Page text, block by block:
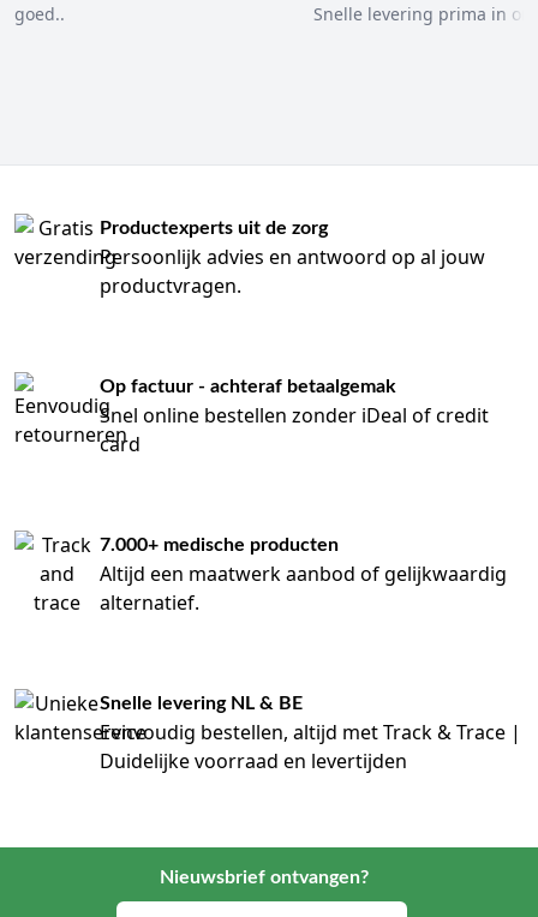
goed.. Snelle levering prima in
Productexperts uit de zorg
Persoonlijk advies en antwoord op al jouw
productvragen.
Op factuur - achteraf betaalgemak
Snel online bestellen zonder iDeal of credit
card
7.000+ medische producten
Altijd een maatwerk aanbod of gelijkwaardig
alternatief.
Snelle levering NL & BE
Eenvoudig bestellen, altijd met Track & Trace |
Duidelijke voorraad en levertijden
Nieuwsbrief ontvangen?